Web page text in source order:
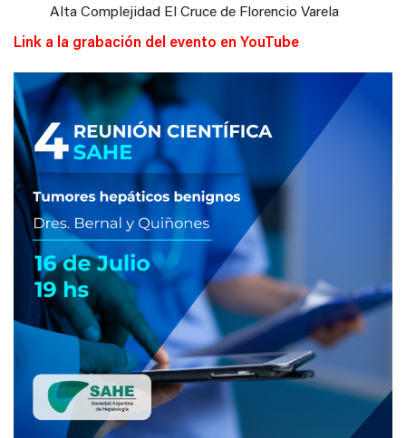
Alta Complejidad El Cruce de Florencio Varela
Link a la grabación del evento en YouTube